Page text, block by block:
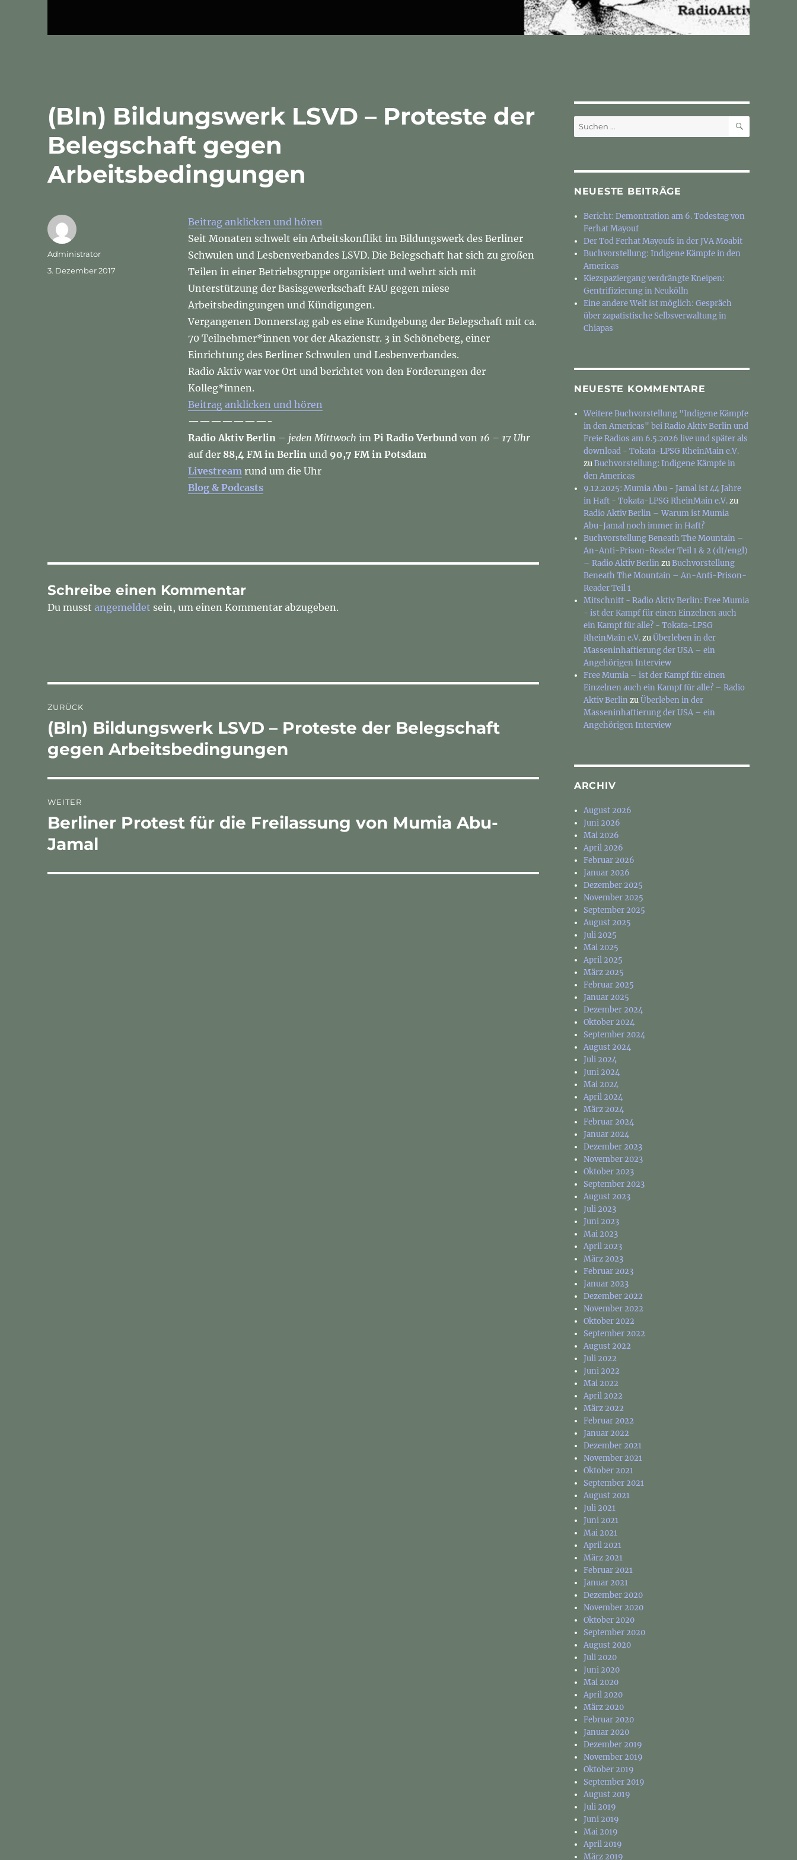
(Bln) Bildungswerk LSVD – Proteste der
Belegschaft gegen
Arbeitsbedingungen
Beitrag anklicken und hören
Seit Monaten schwelt ein Arbeitskonflikt im Bildungswerk des Berliner
Schwulen und Lesbenverbandes LSVD. Die Belegschaft hat sich zu großen
Teilen in einer Betriebsgruppe organisiert und wehrt sich mit
Unterstützung der Basisgewerkschaft FAU gegen miese
Arbeitsbedingungen und Kündigungen.
Vergangenen Donnerstag gab es eine Kundgebung der Belegschaft mit ca.
70 Teilnehmer*innen vor der Akazienstr. 3 in Schöneberg, einer
Einrichtung des Berliner Schwulen und Lesbenverbandes.
Radio Aktiv war vor Ort und berichtet von den Forderungen der
Kolleg*innen.
Beitrag anklicken und hören
———————-
Radio Aktiv Berlin– jeden Mittwoch im Pi Radio Verbundvon 16 – 17 Uhr
auf der 88,4 FM in Berlinund 90,7 FM in Potsdam
Livestreamrund um die Uhr
Blog & Podcasts
Autor
Administrator
Veröffentlicht
3. Dezember 2017
Schreibe einen Kommentar
Du musstangemeldet sein, um einen Kommentar abzugeben.
ZURÜCK
Vorheriger
(Bln) Bildungswerk LSVD – Proteste der Belegschaft
gegen Arbeitsbedingungen
WEITER
Nächster
Beitrag:
Berliner Protest für die Freilassung von Mumia Abu-
Jamal
Suchen
nach:
SUCHEN
NEUESTE BEITRÄGE
Bericht: Demontration am 6. Todestag von
Ferhat Mayouf
Der Tod Ferhat Mayoufs in der JVA Moabit
Buchvorstellung: Indigene Kämpfe in den
Americas
Kiezspaziergang verdrängte Kneipen:
Gentrifizierung in Neukölln
Eine andere Welt ist möglich: Gespräch
über zapatistische Selbsverwaltung in
Chiapas
NEUESTE KOMMENTARE
Weitere Buchvorstellung "Indigene Kämpfe
in den Americas" bei Radio Aktiv Berlin und
Freie Radios am 6.5.2026 live und später als
download - Tokata-LPSG RheinMain e.V.
zuBuchvorstellung: Indigene Kämpfe in
den Americas
9.12.2025: Mumia Abu - Jamal ist 44 Jahre
in Haft - Tokata-LPSG RheinMain e.V.zu
Radio Aktiv Berlin – Warum ist Mumia
Abu-Jamal noch immer in Haft?
Buchvorstellung Beneath The Mountain –
An-Anti-Prison-Reader Teil 1 & 2 (dt/engl)
– Radio Aktiv BerlinzuBuchvorstellung
Beneath The Mountain – An-Anti-Prison-
Reader Teil 1
Mitschnitt - Radio Aktiv Berlin: Free Mumia
- ist der Kampf für einen Einzelnen auch
ein Kampf für alle? - Tokata-LPSG
RheinMain e.V.zuÜberleben in der
Masseninhaftierung der USA – ein
Angehörigen Interview
Free Mumia – ist der Kampf für einen
Einzelnen auch ein Kampf für alle? – Radio
Aktiv BerlinzuÜberleben in der
Masseninhaftierung der USA – ein
Angehörigen Interview
ARCHIV
August 2026
Juni 2026
Mai 2026
April 2026
Februar 2026
Januar 2026
Dezember 2025
November 2025
September 2025
August 2025
Juli 2025
Mai 2025
April 2025
März 2025
Februar 2025
Januar 2025
Dezember 2024
Oktober 2024
September 2024
August 2024
Juli 2024
Juni 2024
Mai 2024
April 2024
März 2024
Februar 2024
Januar 2024
Dezember 2023
November 2023
Oktober 2023
September 2023
August 2023
Juli 2023
Juni 2023
Mai 2023
April 2023
März 2023
Februar 2023
Januar 2023
Dezember 2022
November 2022
Oktober 2022
September 2022
August 2022
Juli 2022
Juni 2022
Mai 2022
April 2022
März 2022
Februar 2022
Januar 2022
Dezember 2021
November 2021
Oktober 2021
September 2021
August 2021
Juli 2021
Juni 2021
Mai 2021
April 2021
März 2021
Februar 2021
Januar 2021
Dezember 2020
November 2020
Oktober 2020
September 2020
August 2020
Juli 2020
Juni 2020
Mai 2020
April 2020
März 2020
Februar 2020
Januar 2020
Dezember 2019
November 2019
Oktober 2019
September 2019
August 2019
Juli 2019
Juni 2019
Mai 2019
April 2019
März 2019